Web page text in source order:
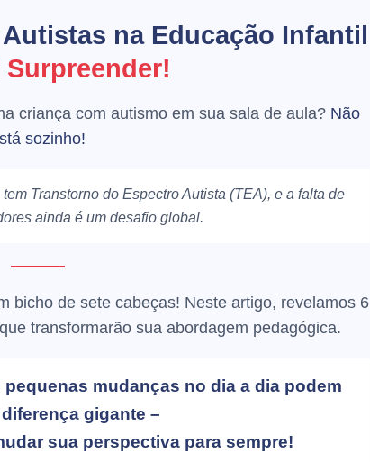
na Educação Infantil
Surpreender!
criança com autismo em sua sala de aula? Não
sozinho!
Transtorno do Espectro Autista (TEA), e a falta de
ainda é um desafio global.
bicho de sete cabeças! Neste artigo, revelamos 6
transformarão sua abordagem pedagógica.
mudanças no dia a dia podem
gigante –
sua perspectiva para sempre!